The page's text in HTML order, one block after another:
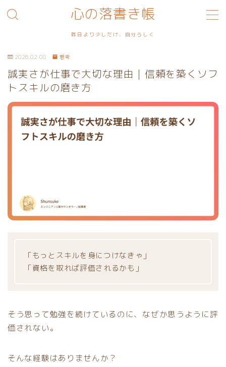
心の落書き帳
昨日より少しだけ、自分らしく
利用規約／特定商取引法に基づく表記
お問い合わせ
2026.02.08 思考
誠実さが仕事で大切な理由｜信頼を築くソフ
トスキルの磨き方
「もっとスキルを身につけなきゃ」
「資格を取れば評価されるかも」
そう思って勉強を続けているのに、なぜか思うように評
価されない。
そんな経験はありませんか？